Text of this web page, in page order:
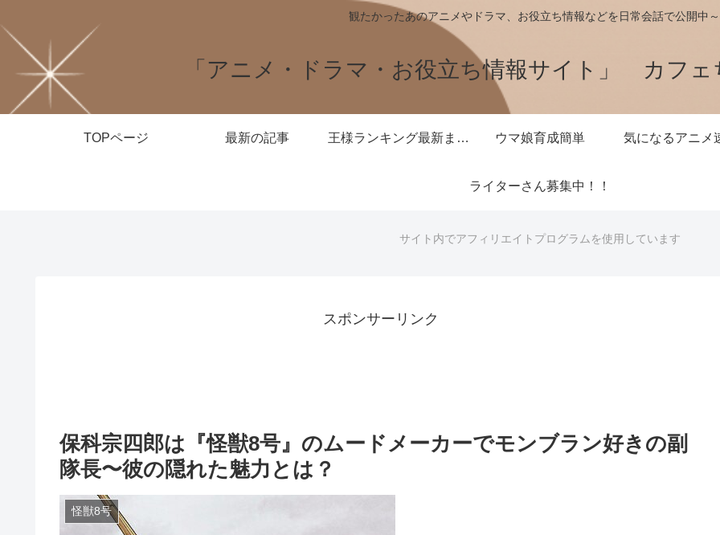
観たかったあのアニメやドラマ、お役立ち情報などを日常会話で公開中～
「アニメ・ドラマ・お役立ち情報サイト」 カフェ
TOPページ 最新の記事 王様ランキング最新まとめ ウマ娘育成簡単 気になるアニメ
ライターさん募集中！！
サイト内でアフィリエイトプログラムを使用しています
スポンサーリンク
保科宗四郎は『怪獣8号』のムードメーカーでモンブラン好きの副
隊長〜彼の隠れた魅力とは？
怪獣8号